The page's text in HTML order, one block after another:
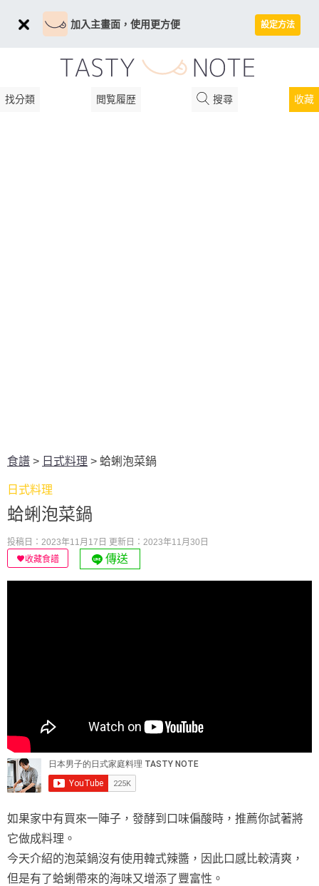
加入主畫面，使用更方便 設定方法
找分類 閲覧履歴 搜尋 收藏
食譜 > 日式料理 > 蛤蜊泡菜鍋
日式料理
蛤蜊泡菜鍋
投稿日：2023年11月17日 更新日：2023年11月30日
收藏食譜
傳送
如果家中有買來一陣子，發酵到口味偏酸時，推薦你試著將
它做成料理。
今天介紹的泡菜鍋沒有使用韓式辣醬，因此口感比較清爽，
但是有了蛤蜊帶來的海味又增添了豐富性。